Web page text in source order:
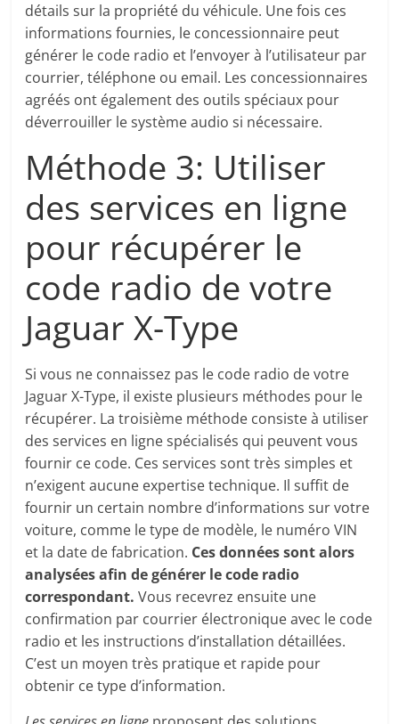
détails sur la propriété du véhicule. Une fois ces
informations fournies, le concessionnaire peut
générer le code radio et l’envoyer à l’utilisateur par
courrier, téléphone ou email. Les concessionnaires
agréés ont également des outils spéciaux pour
déverrouiller le système audio si nécessaire.
Méthode 3: Utiliser
des services en ligne
pour récupérer le
code radio de votre
Jaguar X-Type
Si vous ne connaissez pas le code radio de votre
Jaguar X-Type, il existe plusieurs méthodes pour le
récupérer. La troisième méthode consiste à utiliser
des services en ligne spécialisés qui peuvent vous
fournir ce code. Ces services sont très simples et
n’exigent aucune expertise technique. Il suffit de
fournir un certain nombre d’informations sur votre
voiture, comme le type de modèle, le numéro VIN
et la date de fabrication. Ces données sont alors
analysées afin de générer le code radio
correspondant. Vous recevrez ensuite une
confirmation par courrier électronique avec le code
radio et les instructions d’installation détaillées.
C’est un moyen très pratique et rapide pour
obtenir ce type d’information.